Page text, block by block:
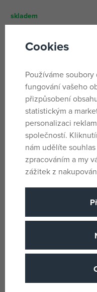
skladem
201 Kč
Little Dutch Řetěz na
Cookies
Používáme
fungování vašeho
přizpůsobení
statistickým a
personalizaci
společností.
nám udělíte
zpracováním a my
zážitek z